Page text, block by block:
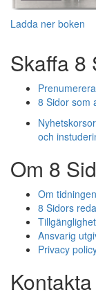
Ladda ner boken
Skaffa 8
8 Sidor som
och
Om 8
Om
8 Sidors
Ansvarig
Privacy